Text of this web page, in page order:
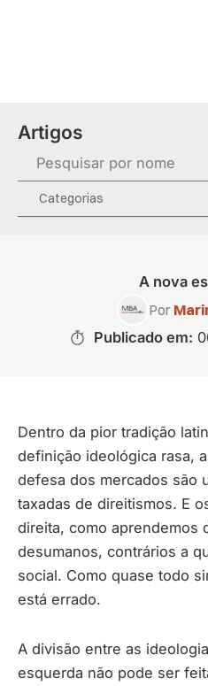
Artigos
A nova
Por
Publicado em:
Dentro da pior tradição
definição ideológica rasa,
defesa dos mercados são
taxadas de direitismos. E
direita, como aprendemos
desumanos, contrários a
social. Como quase todo
está errado.
A divisão entre as
esquerda não pode ser